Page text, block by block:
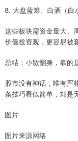
8. 大盘蓝筹、白酒（白
这些板块需资金量大、
价值投资观，更容易被
总结：小散翻身，靠的
股市没有神话，唯有严
条技巧看似简单，却是
图片
图片来源网络